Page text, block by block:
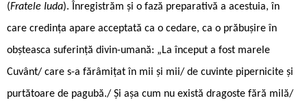
(Fratele Iuda). Înregistrăm și o fază preparativă a acestuia, în
care credința apare acceptată ca o cedare, ca o prăbușire în
obșteasca suferință divin-umană: „La început a fost marele
Cuvânt/ care s-a fărâmițat în mii și mii/ de cuvinte pipernicite și
purtătoare de pagubă./ Și așa cum nu există dragoste fără milă/